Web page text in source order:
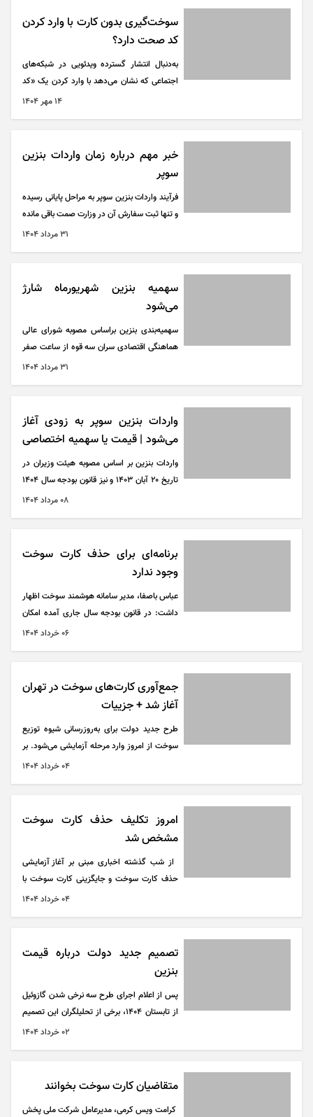
سوخت‌گیری بدون کارت با وارد کردن
کد صحت دارد؟
به‌دنبال انتشار گسترده ویدئویی در شبکه‌های
اجتماعی که نشان می‌دهد با وارد کردن یک «کد
خاص» در دستگاه نازل می‌توان بدون استفاده از
گفت‌و‌گو با ایسنا، این ادعا را تکذیب کرد و آن را
فاقد هرگونه مبنای فنی و اجرایی دانست.
۱۴ مهر ۱۴۰۴
خبر مهم درباره زمان واردات بنزین
سوپر
فرآیند واردات بنزین سوپر به مراحل پایانی رسیده
و تنها ثبت سفارش آن در وزارت صمت باقی مانده
۳۱ مرداد ۱۴۰۴
سهمیه بنزین شهریورماه شارژ
می‌شود
سهمیه‌بندی بنزین براساس مصوبه شورای عالی
هماهنگی اقتصادی سران سه قوه از ساعت صفر
روز جمعه، ۲۴ آبان ۱۳۹۸، برای همه وسایل نقلیه
۳۱ مرداد ۱۴۰۴
واردات بنزین سوپر به زودی آغاز
می‌شود | قیمت یا سهمیه اختصاصی
بنزین یارانه‌ای بدون تغییر
واردات بنزین بر اساس مصوبه هیئت وزیران در
تاریخ ۲۰ آبان ۱۴۰۳ و نیز قانون بودجه سال ۱۴۰۴
در دستور کار وزارت نفت قرار گرفت و براساس آن
کشور بدهد.
۰۸ مرداد ۱۴۰۴
برنامه‌ای برای حذف کارت سوخت
وجود ندارد
عباس باصفا، مدیر سامانه هوشمند سوخت اظهار
داشت: در قانون بودجه سال جاری آمده امکان
انتقال سهمیه سوخت از کارت سوخت به کارت
با فراهم شدن امکان انتقال سهمیه سوخت به
کارت بانکی، از کارت بانکی هم کنار کارت سوخت
برای سوخت‌گیری به‌عنوان یکی از ابزار‌های
سوختگیری، استفاده کرد.
۰۶ خرداد ۱۴۰۴
جمع‌آوری کارت‌های سوخت در تهران
آغاز شد + جزییات
طرح جدید دولت برای به‌روزرسانی شیوه توزیع
سوخت از امروز وارد مرحله آزمایشی می‌شود. بر
اساس برنامه‌ریزی انجام‌شده، قرار است در یکی
طریق کارت بانکی انجام شود.
۰۴ خرداد ۱۴۰۴
امروز تکلیف حذف کارت سوخت
مشخص شد
از شب گذشته اخباری مبنی بر آغاز آزمایشی
حذف کارت سوخت و جایگزینی کارت سوخت با
کارت بانکی در تهران در برخی رسانه‌ها منتشر
۰۴ خرداد ۱۴۰۴
تصمیم جدید دولت درباره قیمت
بنزین
پس از اعلام اجرای طرح سه نرخی شدن گازوئیل
از تابستان ۱۴۰۴، برخی از تحلیلگران این تصمیم
را مقدمه‌ای برای سنجش واکنش‌ها و زمینه‌سازی
۰۲ خرداد ۱۴۰۴
متقاضیان کارت سوخت بخوانند
کرامت ویس کرمی، مدیرعامل شرکت ملی پخش